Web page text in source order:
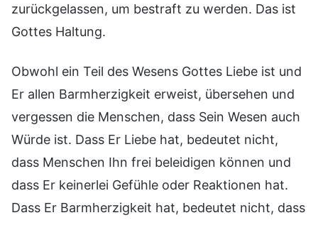
zurückgelassen, um bestraft zu werden. Das ist
Gottes Haltung.
Obwohl ein Teil des Wesens Gottes Liebe ist und
Er allen Barmherzigkeit erweist, übersehen und
vergessen die Menschen, dass Sein Wesen auch
Würde ist. Dass Er Liebe hat, bedeutet nicht,
dass Menschen Ihn frei beleidigen können und
dass Er keinerlei Gefühle oder Reaktionen hat.
Dass Er Barmherzigkeit hat, bedeutet nicht, dass